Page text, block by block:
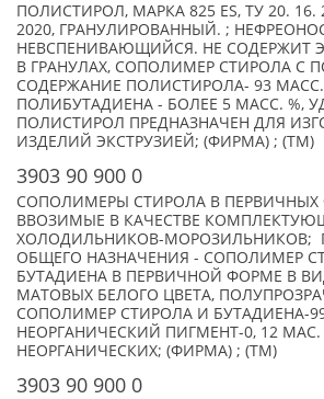
ПОЛИСТИРОЛ, МАРКА 825 ES, ТУ 20. 16.
2020, ГРАНУЛИРОВАННЫЙ. ;
НЕВСПЕНИВАЮЩИЙСЯ. НЕ СОДЕРЖИТ
В ГРАНУЛАХ, СОПОЛИМЕР СТИРОЛА С
СОДЕРЖАНИЕ ПОЛИСТИРОЛА- 93 МАСС.
ПОЛИБУТАДИЕНА - БОЛЕЕ 5 МАСС. %,
ПОЛИСТИРОЛ ПРЕДНАЗНАЧЕН ДЛЯ
ИЗДЕЛИЙ ЭКСТРУЗИЕЙ; (ФИРМА) ; (TM)
3903 90 900 0
СОПОЛИМЕРЫ СТИРОЛА В ПЕРВИЧНЫХ
ВВОЗИМЫЕ В КАЧЕСТВЕ
ХОЛОДИЛЬНИКОВ-МОРОЗИЛЬНИКОВ;
ОБЩЕГО НАЗНАЧЕНИЯ - СОПОЛИМЕР
БУТАДИЕНА В ПЕРВИЧНОЙ ФОРМЕ В
МАТОВЫХ БЕЛОГО ЦВЕТА,
СОПОЛИМЕР СТИРОЛА И БУТАДИЕНА-
НЕОРГАНИЧЕСКИЙ ПИГМЕНТ-0, 12 МАС.
НЕОРГАНИЧЕСКИХ; (ФИРМА) ; (TM)
3903 90 900 0